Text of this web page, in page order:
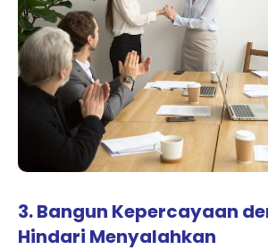
3. Bangun Kepercayaan
Hindari Menyalahkan